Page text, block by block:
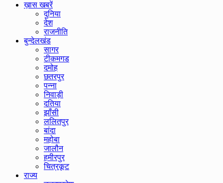
ख़ास खबरें
दुनिया
देश
राजनीति
बुन्देलखंड
सागर
टीकमगड
दमोह
छतरपुर
पन्ना
निवाड़ी
दतिया
झाँसी
ललितपुर
बांदा
महोबा
जालौन
हमीरपुर
चित्रकूट
राज्य